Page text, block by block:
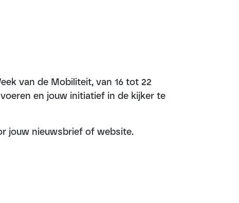
van de Mobiliteit, van 16 tot 22
en jouw initiatief in de kijker te
jouw nieuwsbrief of website.